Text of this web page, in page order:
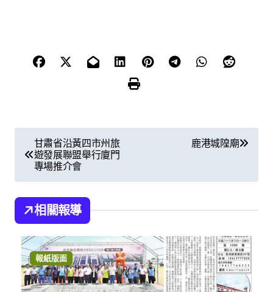
章
導
覽
甘肅省沿黃四市州旅
遊發展聯盟舉行廈門
專場推介會
鹿港城隍廟
相關報導
報紙版面